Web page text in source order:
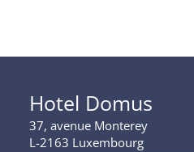
Hotel Domus
37, avenue Monterey
2163 Luxembourg